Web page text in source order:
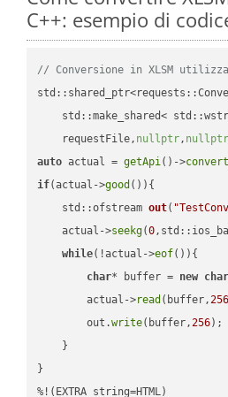
C++: esempio di
// Conversione in XLSM
std::make_shared<
    requestFile,
nullptr, nullptr
auto actual = getApi()->convert
if(actual->good ()){
std::ofstream out(
    actual->
seekg(0
while(!actual->eof()){
char* buffer = new char
        actual->
read (buffer,256
        out.
write(buffer,256);
    }
}